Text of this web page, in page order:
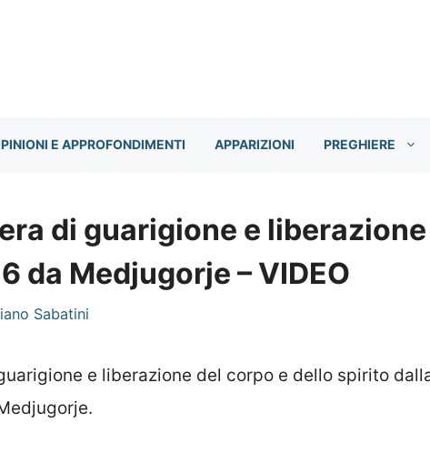
E APPROFONDIMENTI APPARIZIONI PREGHIERE
di guarigione e
da Medjugorje – VIDEO
Sabatini
e liberazione del corpo e dello spirito